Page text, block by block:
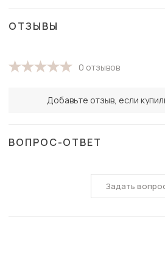
ОТЗЫВЫ
0 отзывов
Добавьте отзыв, если
ВОПРОС-ОТВЕТ
Задать